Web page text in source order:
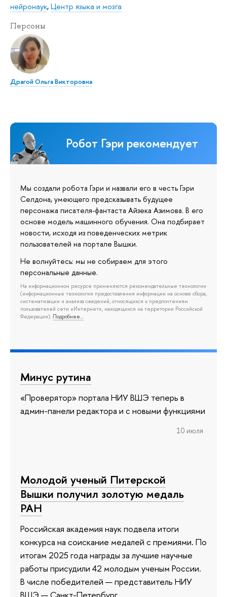
нейронаук,Центр языка и мозга
Персоны
Драгой Ольга Викторовна
Робот Гэри рекомендует
Мы создали робота Гэри и назвали его в честь Гэри
Селдона, умеющего предсказывать будущее
персонажа писателя-фантаста Айзека Азимова. В его
основе модель машинного обучения. Она подбирает
новости, исходя из поведенческих метрик
пользователей на портале Вышки.
Не волнуйтесь: мы не собираем для этого
персональные данные.
На информационном ресурсе применяются рекомендательные технологии
(информационные технологии предоставления информации на основе сбора,
систематизации и анализа сведений, относящихся к предпочтениям
пользователей сети «Интернет», находящихся на территории Российской
Федерации). Подробнее…
Минус рутина
«Проверятор» портала НИУ ВШЭ теперь в
админ-панели редактора и с новыми функциями
10 июля
Молодой ученый Питерской
Вышки получил золотую медаль
РАН
Российская академия наук подвела итоги
конкурса на соискание медалей с премиями. По
итогам 2025 года награды за лучшие научные
работы присудили 42 молодым ученым России.
В числе победителей — представитель НИУ
ВШЭ — Санкт-Петербург.